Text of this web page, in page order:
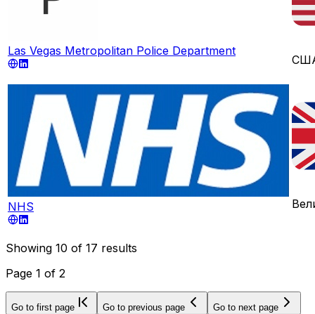
Las Vegas Metropolitan Police Department
NHS
Showing 10 of 17 results
Page 1 of 2
Go to first page Go to previous page Go to next page